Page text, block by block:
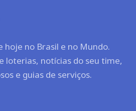
hoje no Brasil e no Mundo.
loterias, notícias do seu time,
e guias de serviços.